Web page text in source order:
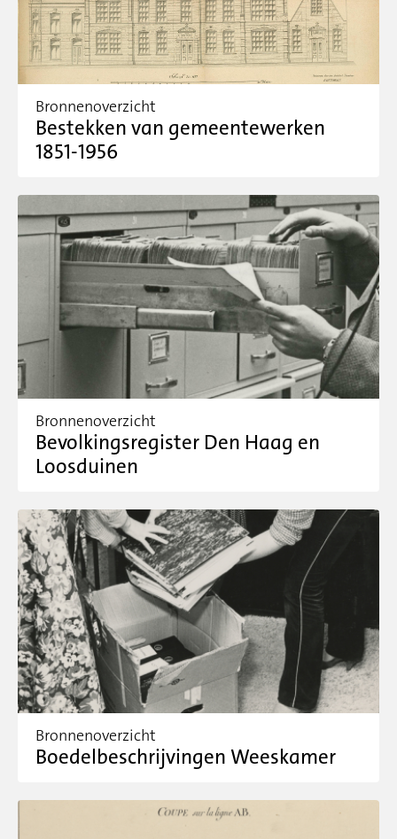
Bronnenoverzicht
Bestekken van gemeentewerken
1851-1956
Bronnenoverzicht
Bevolkingsregister Den Haag en
Loosduinen
Bronnenoverzicht
Boedelbeschrijvingen Weeskamer